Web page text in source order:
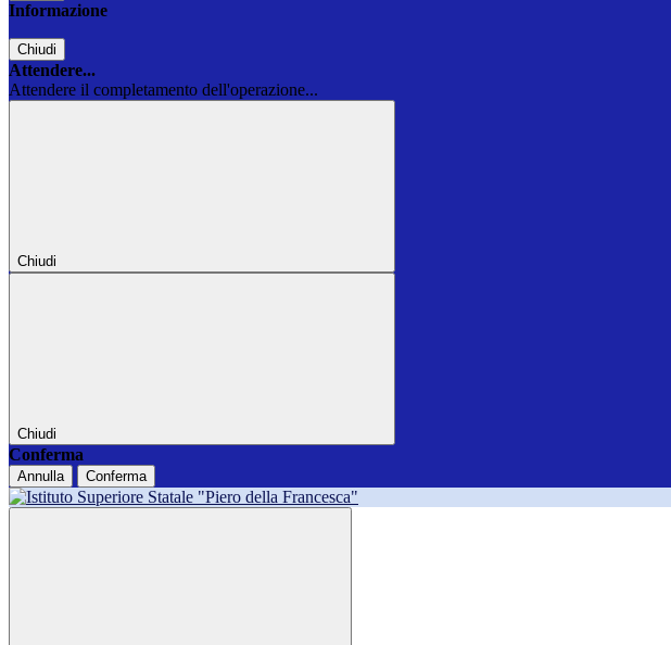
Informazione
Chiudi
Attendere...
Attendere il completamento dell'operazione...
Chiudi
Chiudi
Conferma
Annulla Conferma